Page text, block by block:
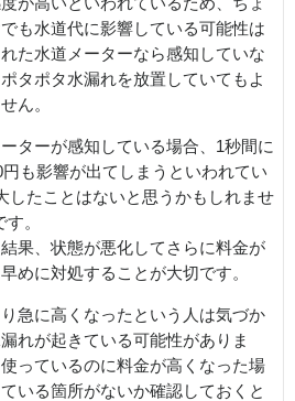
が高いといわれているため、ちょ
も水道代に影響している可能性は
た水道メーターなら感知していな
タポタ水漏れを放置していてもよ
ん。
ターが感知している場合、1秒間に
も影響が出てしまうといわれてい
したことはないと思うかもしれませ
。
果、状態が悪化してさらに料金が
めに対処することが大切です。
急に高くなったという人は気づか
れが起きている可能性がありま
っているのに料金が高くなった場
いる箇所がないか確認しておくと